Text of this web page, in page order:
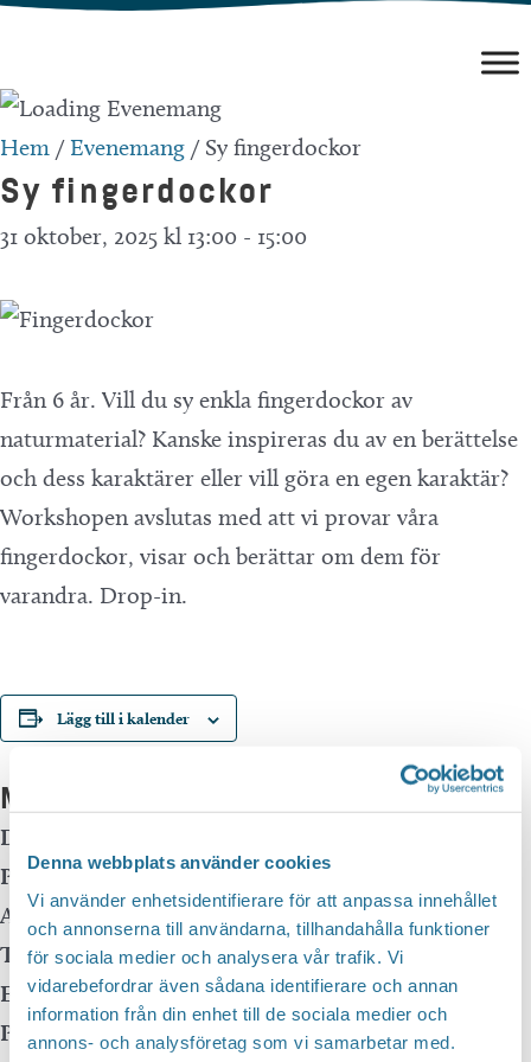
Denna webbplats använder cookies
Vi använder enhetsidentifierare för att anpassa innehållet
och annonserna till användarna, tillhandahålla funktioner
för sociala medier och analysera vår trafik. Vi
vidarebefordrar även sådana identifierare och annan
information från din enhet till de sociala medier och
annons- och analysföretag som vi samarbetar med.
Hoppa
innehåll
Hem /Evenemang / Sy fingerdockor
Sy fingerdockor
31 oktober, 2025 kl 13:00 - 15:00
Från 6 år. Vill du sy enkla fingerdockor av
naturmaterial? Kanske inspireras du av en berättelse
och dess karaktärer eller vill göra en egen karaktär?
Workshopen avslutas med att vi provar våra
fingerdockor, visar och berättar om dem för
varandra. Drop-in.
Lägg till i kalender
Mer info
Datum:
Plats:Motala huvudbibliotek
Adress:
Telefon:
E-mail:
Pris:Gratis